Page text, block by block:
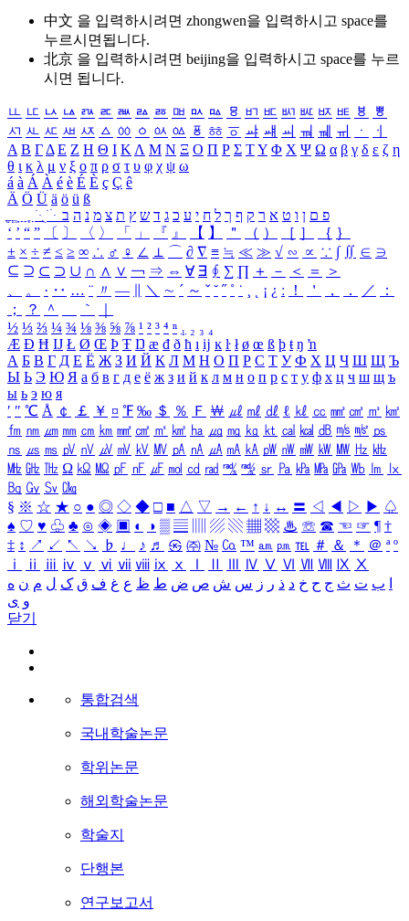
中文 을 입력하시려면 zhongwen을 입력하시고 space를
누르시면됩니다.
北京 을 입력하시려면 beijing을 입력하시고 space를 누르
시면 됩니다.
ㅥ ㅦ ㅧ ㅨ ㅩ ㅪ ㅫ ㅬ ㅭ ㅮ ㅯ ㅰ ㅱ ㅲ ㅳ ㅴ ㅵ ㅶ ㅷ ㅸ
ㅹ
ㅺ ㅻ ㅼ ㅽ ㅾ ㅿ ㆀ ㆁ ㆂ ㆃ ㆄ ㆅ ㆆ ㆇ ㆈ ㆉ ㆊ ㆋ ㆌ ㆍ
ㆎ
Α Β ΓΔ Ε Ζ Η Θ Ι ΚΛ Μ Ν Ξ Ο Π Ρ Σ ΤΥ Φ Χ Ψ Ω α β γ δ ε ζ η
θ ι κ λ μ ν ξ ο π ρ σ τ υ φ χ ψ ω
á à Á À é è É È ç Ç ê
Ä Ö Ü ä ö ü ß
ִֶֹ ֻּ ׁׂ פ ם ן ו ט א ר ק ף ך ל ח י ע כ ג ד ש ץ ת צ מ נ ה ב
‘ ’ “ ” 〔 〕 〈 〉 「 」 『 』 【 】 ＂ （ ） ［ ］ ｛ ｝
± × ÷ ≠ ≤ ≥ ∞ ∴ ♂ ♀ ∠ ⊥ ⌒ ∂ ∇ ≡ ≒ ≪ ≫ √ ∽ ∝ ∵ ∫ ∬ ∈ ∋
⊆ ⊇ ⊂ ⊃ ∪ ∩ ∧ ∨ ￢ ⇒ ⇔ ∀ ∃ ∮ ∑ ∏ ＋ － ＜ ＝
＞
、
。 · ‥ … ¨ 〃 ― ＼ ∼ ´ ～ ˇ ˘ ˝ ˚ ˙ ¸ ¡ ¿ ː ！ ＇ ， ． ／
：
；
？ ＾ ｀
½ ⅓ ⅔ ¼ ¾ ⅛ ⅜ ⅝ ⅞ ¹ ² ³ ⁴ ⁿ ₁ ₂ ₃ ₄
Æ Ð Ħ Ĳ Ł Ø Œ Þ Ŧ Ŋ æ đ ð ħ ı ĳ ĸ ŀ ł ø œ ß þ ŧ ŋ ŉ
А Б В Г Д Е Ё Ж З И Й К Л М Н О П Р С Т У Ф Х Ц Ч Ш Щ Ъ
Ы Ь Э Ю Я а б в г д е ё ж з и й к л м н о п р с т у ф х ц ч ш щ ъ
ы ь э ю я
′ ″ ℃ Å ￠ ￡ ￥ ¤ ℉ ‰ ＄ ％ Ｆ ￦ ㎕ ㎖ ㎗ ℓ ㎘ ㏄ ㎣ ㎤ ㎥ ㎦
㎙ ㎚ ㎛ ㎜ ㎝ ㎞ ㎟ ㎠ ㎡ ㎢ ㏊ ㎍ ㎎ ㎏ ㏏ ㎈ ㎉ ㏈ ㎧ ㎨ ㎰
㎱ ㎲ ㎳ ㎴ ㎵ ㎶ ㎷ ㎸ ㎹ ㎀ ㎁ ㎂ ㎃ ㎄ ㎺ ㎻ ㎽ ㎾ ㎿ ㎐ ㎑
㎒ ㎓ ㎔ Ω ㏀ ㏁ ㎊ ㎋ ㎌ ㏖ ㏅ ㎭ ㎮ ㎯ ㏛ ㎩ ㎪ ㎫ ㎬ ㏝ ㏐
㏓
㏃ ㏉ ㏜ ㏆
§ ※ ☆ ★ ○ ● ◎ ◇ ◆ □ ■ △ ▽ → ← ↑ ↓ ↔ 〓 ◁ ◀ ▷ ▶ ♤
♠ ♡ ♥ ♧ ♣ ⊙ ◈ ▣ ◐ ◑ ▒ ▤ ▨ ▧ ▦ ▩ ♨ ☏ ☎ ☜ ☞ ¶ †
‡ ↕ ↗ ↙ ↖ ↘ ♭ ♩ ♪ ♬ ㉿ ㈜ № ㏇ ™ ㏂ ㏘ ℡ ＃ ＆ ＊ ＠ ª º
ⅰ
ⅱ ⅲ ⅳ ⅴ ⅵ ⅶ ⅷ ⅸ ⅹ Ⅳ Ⅴ Ⅵ Ⅶ Ⅷ Ⅸ Ⅹ
ب ت ث ج ح خ د ذ ر ز س ش ص ض ط ظ ع غ ف ق ک ل م ن ه
و ی
닫기
통합검색
국내학술논문
학위논문
해외학술논문
학술지
단행본
연구보고서